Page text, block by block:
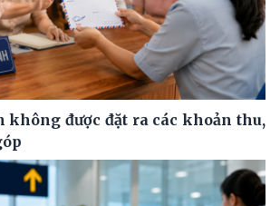
không được đặt ra các khoản thu,